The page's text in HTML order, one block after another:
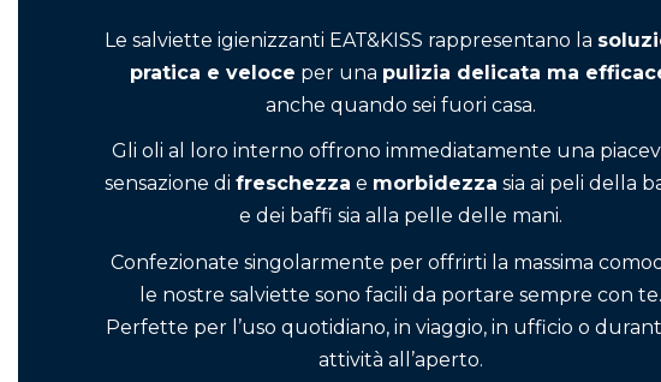
Le salviette igienizzanti EAT&KISS rappresentano la
pratica e veloce per una pulizia delicata ma
anche quando sei fuori casa.
Gli oli al loro interno offrono immediatamente una
sensazione di freschezza e morbidezza sia ai peli della
e dei baffi sia alla pelle delle mani.
Confezionate singolarmente per offrirti la massima
le nostre salviette sono facili da portare sempre con te.
Perfette per l’uso quotidiano, in viaggio, in ufficio o
attività all’aperto.